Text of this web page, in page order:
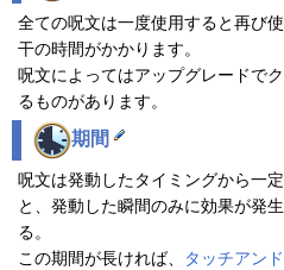
全ての呪文は一度使用すると再び
干の時間がかかります。
呪文によってはアップグレードで
るものがあります。
期間
呪文は発動したタイミングから一
と、発動した瞬間のみに効果が発
る。
この期間が長ければ、
タッチアン